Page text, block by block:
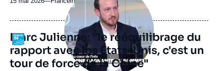
journal,
revue
ou
émission
Logo
médiatique
Marc Julienne: "le rééquilibrage du
rapport avec les États-Unis, c'est un
tour de force de la Chine"